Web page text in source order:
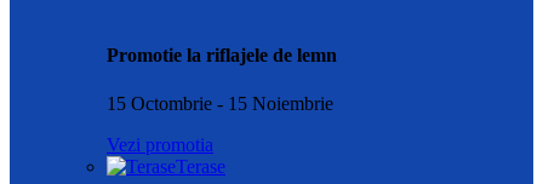
Promotie la riflajele de lemn
15 Octombrie - 15 Noiembrie
Vezi promotia
Terase